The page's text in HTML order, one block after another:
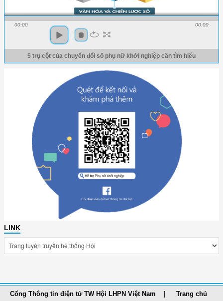
00:00 00:00
5 trụ cột của chuyển đổi số phụ nữ khởi nghiệp cần tìm hiểu
LINK
Cổng Thông tin điện tử TW Hội LHPN Việt Nam
Trang chủ